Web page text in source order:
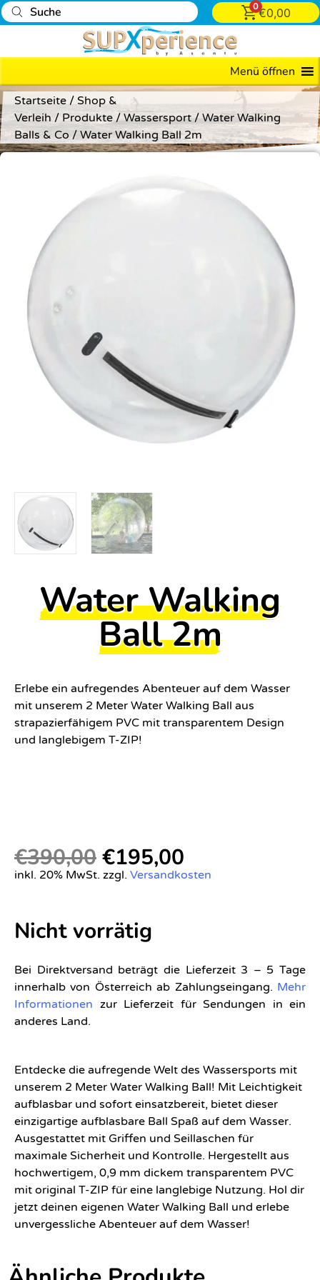
0€0,00
Menü öffnen
Startseite / Shop &
Verleih / Produkte/Wassersport/Water Walking
Balls & Co / Water Walking Ball 2m
Water Walking
Ball 2m
Erlebe ein aufregendes Abenteuer auf dem Wasser
mit unserem 2 Meter Water Walking Ball aus
strapazierfähigem PVC mit transparentem Design
und langlebigem T-ZIP!
€390,00€195,00
inkl. 20% MwSt. zzgl. Versandkosten
Nicht vorrätig
Bei Direktversand beträgt die Lieferzeit 3 – 5 Tage
innerhalb von Österreich ab Zahlungseingang. Mehr
Informationen zur Lieferzeit für Sendungen in ein
anderes Land.
Entdecke die aufregende Welt des Wassersports mit
unserem 2 Meter Water Walking Ball! Mit Leichtigkeit
aufblasbar und sofort einsatzbereit, bietet dieser
einzigartige aufblasbare Ball Spaß auf dem Wasser.
Ausgestattet mit Griffen und Seillaschen für
maximale Sicherheit und Kontrolle. Hergestellt aus
hochwertigem, 0,9 mm dickem transparentem PVC
mit original T-ZIP für eine langlebige Nutzung. Hol dir
jetzt deinen eigenen Water Walking Ball und erlebe
unvergessliche Abenteuer auf dem Wasser!